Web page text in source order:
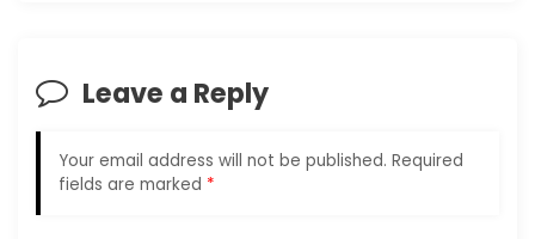
g
t
Leave a Reply
Your email address will not be published. Required
fields are marked *